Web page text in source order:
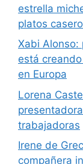
estrella
platos
Xabi Alonso:
está
en Europa
Lorena
trabajadoras
Irene de
compañera